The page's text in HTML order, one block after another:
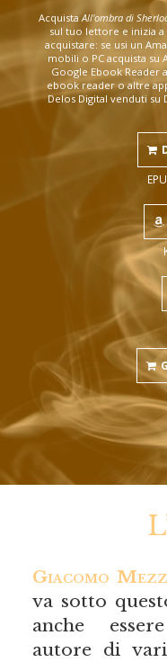
AcquistaAll'ombra di
sul tuo lettore e inizia
acquistare: se usi un
mobili o PC acquista su
Google Ebook Reader
ebook reader o altre
Delos Digital venduti su
Giacomo
va sotto
anche
autore di